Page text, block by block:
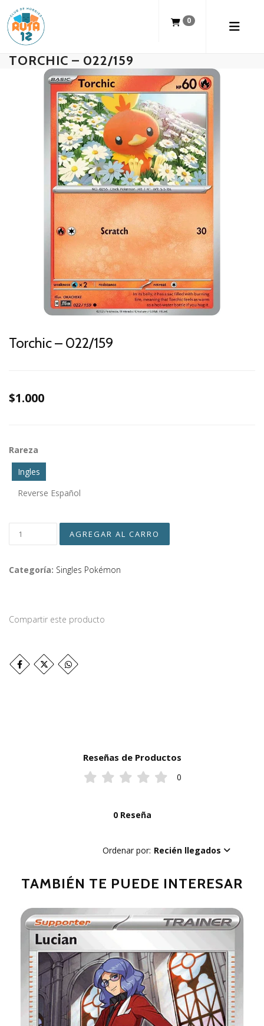
0
TORCHIC – 022/159
Torchic – 022/159
$1.000
Rareza
Ingles
Reverse Español
Categoría: Singles Pokémon
Compartir este producto
Reseñas de Productos
0
0 Reseña
Ordenar por: Recién llegados
TAMBIÉN TE PUEDE INTERESAR